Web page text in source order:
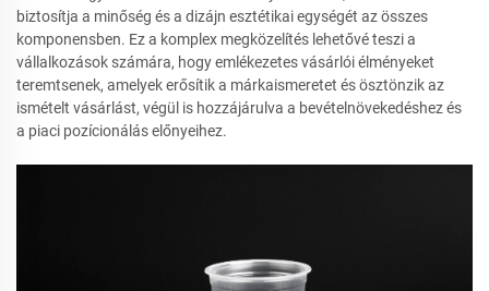
biztosítja a minőség és a dizájn esztétikai egységét az összes
komponensben. Ez a komplex megközelítés lehetővé teszi a
vállalkozások számára, hogy emlékezetes vásárlói élményeket
teremtsenek, amelyek erősítik a márkaismeretet és ösztönzik az
ismételt vásárlást, végül is hozzájárulva a bevételnövekedéshez és
a piaci pozícionálás előnyeihez.